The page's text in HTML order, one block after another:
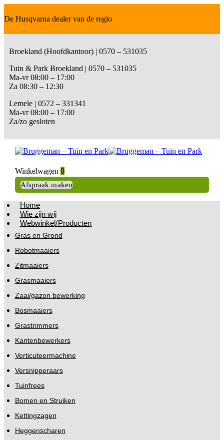
De Husqvarna dealer van de regio
Broekland (Hoofdkantoor) | 0570 – 531035
Tuin & Park Broekland | 0570 – 531035
Ma-vr 08:00 – 17:00
Za 08:30 – 12:30
Lemele | 0572 – 331341
Ma-vr 08:00 – 17:00
Za/zo gesloten
Winkelwagen 0
Afspraak maken
Home
Wie zijn wij
Webwinkel/Producten
Gras en Grond
Robotmaaiers
Zitmaaiers
Grasmaaiers
Zaai/gazon bewerking
Bosmaaiers
Grastrimmers
Kantenbewerkers
Verticuteermachine
Versnipperaars
Tuinfrees
Bomen en Struiken
Kettingzagen
Heggenscharen